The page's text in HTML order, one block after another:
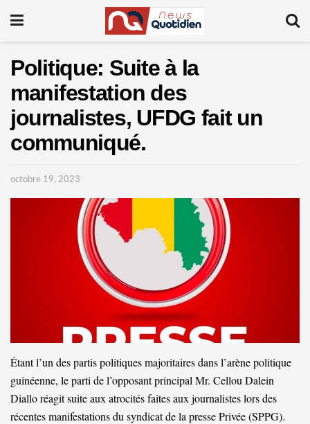
Politique: Suite à la
manifestation des
journalistes, UFDG fait un
communiqué.
octobre 19, 2023
Étant l’un des partis politiques majoritaires dans l’arène politique
guinéenne, le parti de l’opposant principal Mr. Cellou Dalein
Diallo réagit suite aux atrocités faites aux journalistes lors des
récentes manifestations du syndicat de la presse Privée (SPPG).